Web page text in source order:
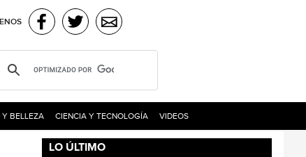
Y BELLEZA CIENCIA Y TECNOLOGÍA VIDEOS
LO ÚLTIMO